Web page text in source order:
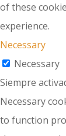
of these
experience.
Necessary
Necessary
Siempre
Necessary
to function